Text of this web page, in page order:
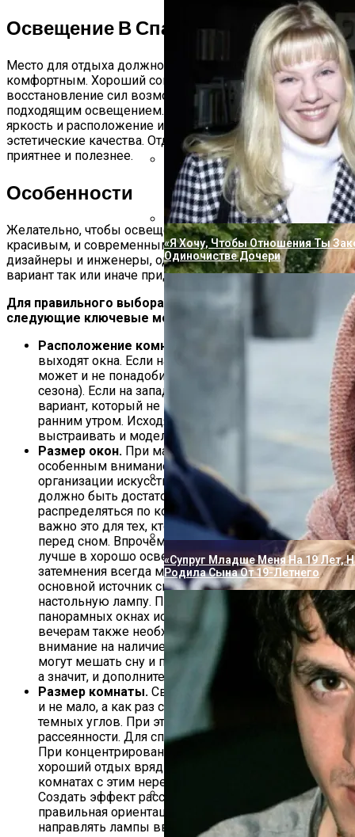
Вперевые Не Сдержал Эмоций,
Семьи Из-За Подарка Пугачевой
Пугачева И Галкин Решили
Повзрослевшими Детьми
«Поседела Я Настолько, Что
Призналась, Почему Не Следит
«Я Хочу, Чтобы Отношения Ты
Одиночистве Дочери
«Супруг Младше Меня На 19 Лет,
Родила Сына От 19-Летнего
Освещение В Спальне
Место для отдыха должно быть, в первую очередь,
комфортным. Хороший сон и полноценное
восстановление сил возможны только в помещении с
подходящим освещением. При этом важны не только
яркость и расположение источников света, но и их
эстетические качества. Отдыхать со вкусом намного
приятнее и полезнее.
Особенности
Желательно, чтобы освещение в спальне было и
красивым, и современным. Об этом уже позаботились
дизайнеры и инженеры, однако выбирать подходящий
вариант так или иначе придётся покупателю.
Для правильного выбора стоит обратить внимание на
следующие ключевые моменты:
Расположение комнаты.
Нужно определить, куда
выходят окна. Если на восток, то утром освещение
может и не понадобиться (с учетом, конечно,
сезона). Если на запад – нужно подобрать такой
вариант, который не вызывал бы дискомфорт
ранним утром. Исходя из этого, следует
выстраивать и модель освещения по вечерам.
Размер окон. При маленьких окнах нужно с
особенным вниманием подойди к вопросу
организации искусственного освещения. Света
должно быть достаточно и лучше, если он будет
распределяться по комнате равномерно. Особенно
важно это для тех, кто, например, любить почитать
перед сном. Впрочем, и работать за компьютером
лучше в хорошо освещенном помещении. Для
затемнения всегда можно будет выключить
основной источник света и включить, к примеру,
настольную лампу. При больших или даже
панорамных окнах искусственное освещение по
вечерам также необходимо. Кроме того, обратите
внимание на наличие фонарей во дворе дома – они
могут мешать сну и придётся использовать шторы,
а значит, и дополнительный мягкий источник света.
Размер комнаты. Света должно быть не много, но
и не мало, а как раз столько, чтобы не оставалось
темных углов. При этом учитывайте и принцип
рассеянности. Для спальни это особенно актуально.
При концентрированном свете настроиться на
хороший отдых вряд ли получится. В маленьких
комнатах с этим нередко возникают проблемы.
Создать эффект рассеянности позволит
правильная ориентация источников света – лучше
направлять лампы вверх, на стены или потолок.